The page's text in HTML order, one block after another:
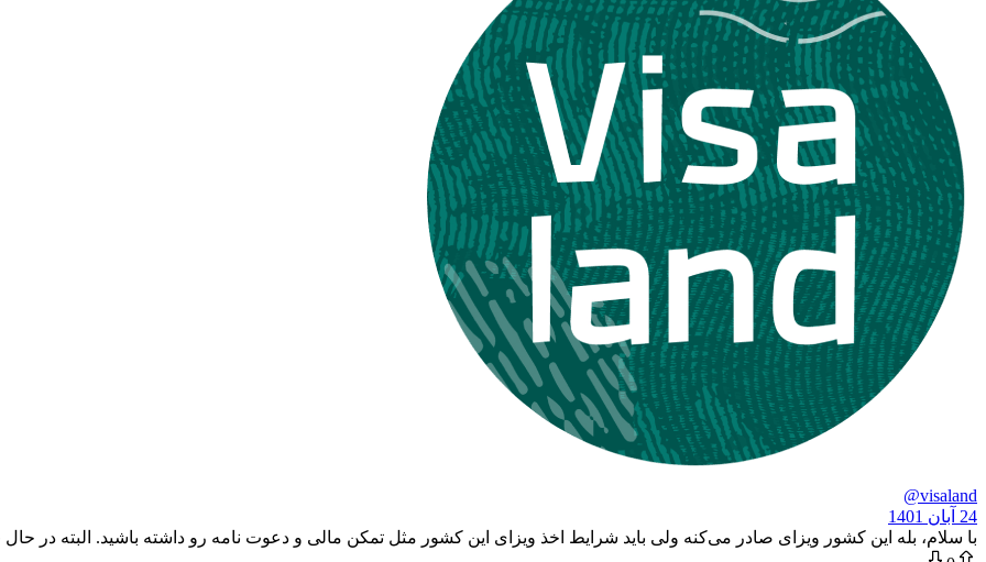
@visaland
24 آبان 1401
با سلام، بله این کشور ویزای صادر می‌کنه ولی باید شرایط اخذ ویزای این کشور مثل تمکن مالی و دعوت نامه رو داشته باشید.